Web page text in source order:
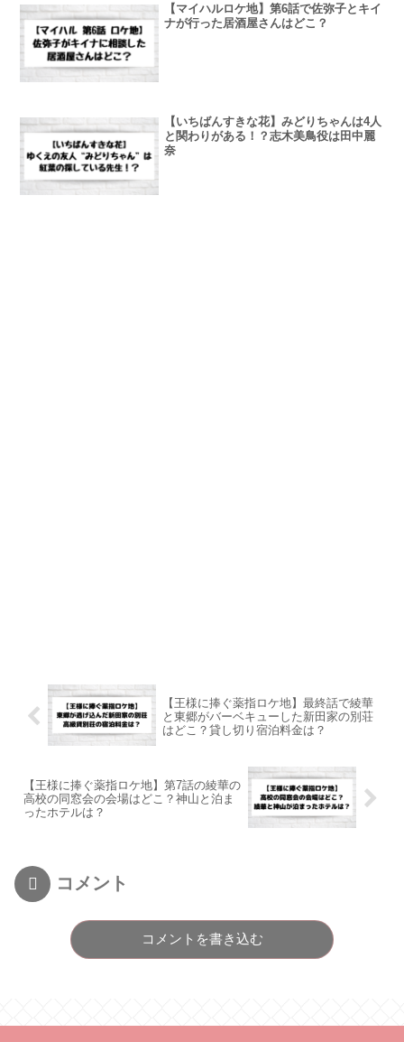
【マイハルロケ地】第6話で佐弥子とキイ
ナが行った居酒屋さんはどこ？
【いちばんすきな花】みどりちゃんは4人
と関わりがある！？志木美鳥役は田中麗
奈
【王様に捧ぐ薬指ロケ地】最終話で綾華
と東郷がバーベキューした新田家の別荘
はどこ？貸し切り宿泊料金は？
【王様に捧ぐ薬指ロケ地】第7話の綾華の
高校の同窓会の会場はどこ？神山と泊ま
ったホテルは？
コメント
コメントを書き込む